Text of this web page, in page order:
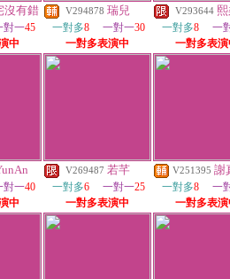
沒有錯
對一45
中
V294878 瑞兒
一對多8 一對一30
一對多表演中
V293644
一對多8
一
一對多表
對一40
中
V269487 若芊
一對多6 一對一25
一對多表演中
V251395 謝
一對多8
一
一對多表